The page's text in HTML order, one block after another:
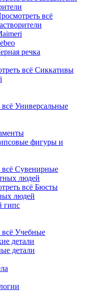
всё
речка
всё Сиккативы
Универсальные
фигуры и
всё Сувенирные
людей
всё Бюсты
людей
гипс
всё Учебные
детали
детали